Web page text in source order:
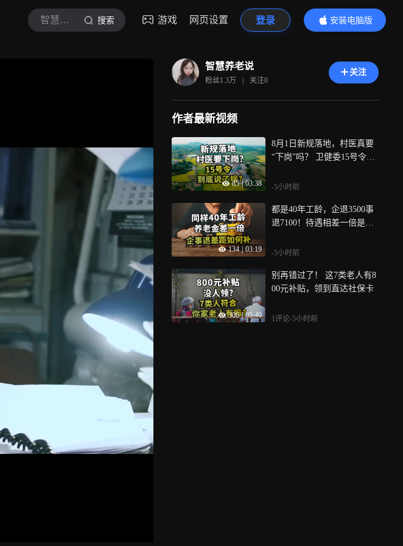
智慧养老说 搜索 游戏 网页设置 登录
安装电脑版
内容更精彩
智慧养老说
粉丝1.3万 | 关注0
关注
作者最新视频
85 | 03:38
8月1日新规落地，村医真要
“下岗”吗？ 卫健委15号令真
-5小时前
134 | 03:19
都是40年工龄，企退3500事
退7100！待遇相差一倍是核
-5小时前
306 | 05:40
别再错过了！ 这7类老人有8
00元补贴，领到直达社保卡
1评论-5小时前